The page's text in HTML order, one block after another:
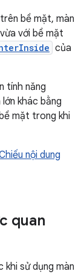
bề mặt, màn
với bề mặt
của
tính năng
khác bằng
mặt trong khi
nội dung
quan
khi sử dụng màn